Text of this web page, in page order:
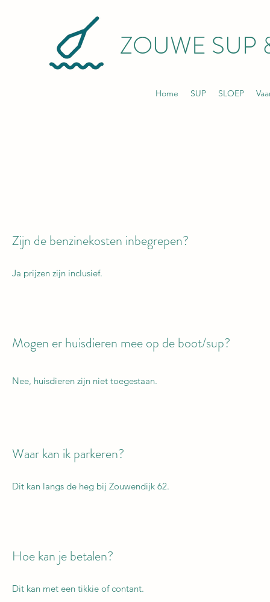
ZOUWE SUP
Home SUP SLOEP
Zijn de benzinekosten inbegrepen?
Ja prijzen zijn inclusief.
Mogen er huisdieren mee op de boot/sup?
Nee, huisdieren zijn niet toegestaan.
Waar kan ik parkeren?
Dit kan langs de heg bij Zouwendijk 62.
Hoe kan je betalen?
Dit kan met een tikkie of contant.